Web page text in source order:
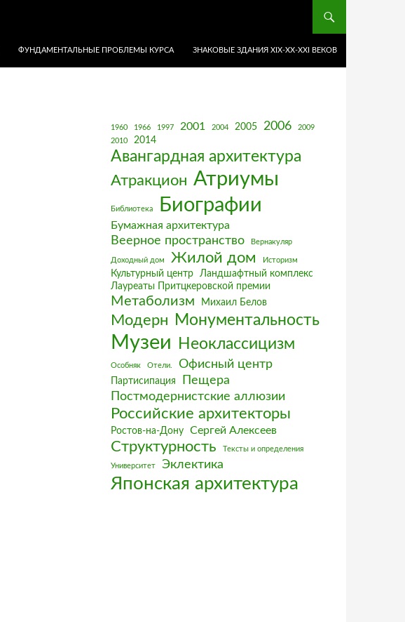
ФУНДАМЕНТАЛЬНЫЕ ПРОБЛЕМЫ КУРСА ЗНАКОВЫЕ ЗДАНИЯ XIX-ХХ-XXI ВЕКОВ
1960 1966 1997 2001 2004 2005 2006
2009
2010
2014
Авангардная архитектура
Атракцион Атриумы
Библиотека Биографии
Бумажная архитектура
Веерное пространство Вернакуляр
Доходный дом Жилой дом Историзм
Культурный центр
Ландшафтный комплекс
Лауреаты Притцкеровской премии
Метаболизм Михаил Белов
Модерн Монументальность
Музеи Неоклассицизм
Особняк Отели. Офисный центр
Партисипация
Пещера
Постмодернистские аллюзии
Российские архитекторы
Ростов-на-Дону Сергей Алексеев
Структурность Тексты и определения
Университет Эклектика
Японская архитектура